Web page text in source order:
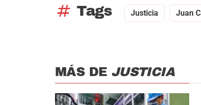
tag Tags Justicia Juan
MÁS DE JUSTICIA